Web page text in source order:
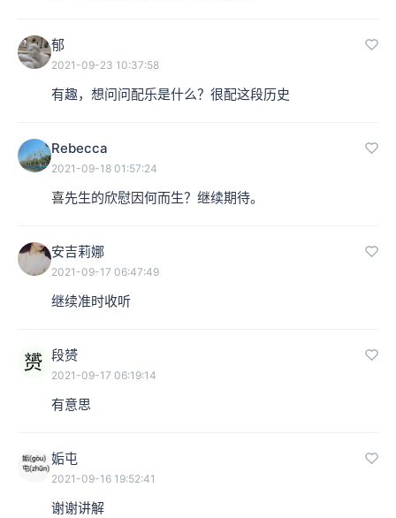
郁
2021-09-23 10:37:58
有趣，想问问配乐是什么？很配这段历史
Rebecca
2021-09-18 01:57:24
喜先生的欣慰因何而生？继续期待。
安吉莉娜
2021-09-17 06:47:49
继续准时收听
段赟
2021-09-17 06:19:14
有意思
姤屯
2021-09-16 19:52:41
谢谢讲解